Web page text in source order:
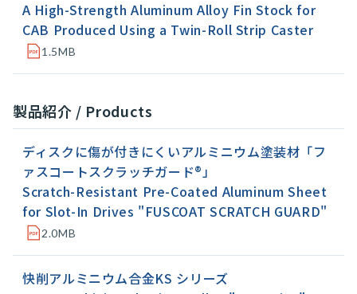
A High-Strength Aluminum Alloy Fin Stock for
CAB Produced Using a Twin-Roll Strip Caster
1.5MB
製品紹介 / Products
ディスクに傷が付きにくいアルミニウム塗装材「フ
ァスコートスクラッチガード®」
Scratch-Resistant Pre-Coated Aluminum Sheet
for Slot-In Drives "FUSCOAT SCRATCH GUARD"
2.0MB
快削アルミニウム合金KS シリーズ